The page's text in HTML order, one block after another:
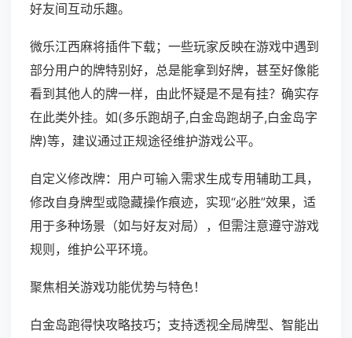
好友间互动乐趣。
微乐江西麻将插件下载；一些玩家反映在游戏中遇到
部分用户的牌特别好，总是能拿到好牌，甚至好像能
看到其他人的牌一样，由此怀疑是不是有挂？确实存
在此类外挂。如(多乐跑胡子,白金岛跑胡子,白金岛字
牌)等，建议通过正规途径维护游戏公平。
自定义修改牌：用户可输入需求生成专用辅助工具，
修改自身牌型或隐藏操作痕迹，实现“必胜”效果，适
用于多种场景（如与好友对局），但需注意遵守游戏
规则，维护公平环境。
聚焦相关游戏功能优势与特色！
白金岛跑得快攻略技巧；支持透视全局牌型、智能出